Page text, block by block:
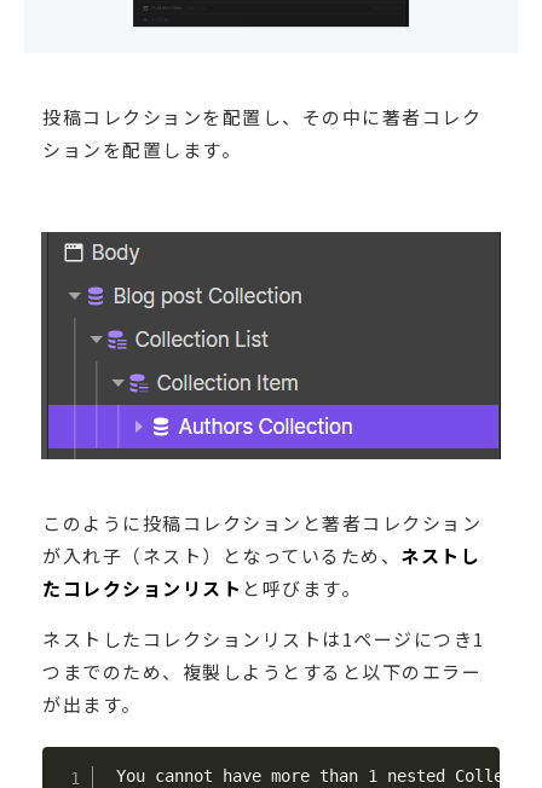
投稿コレクションを配置し、その中に著者コレク
ションを配置します。
このように投稿コレクションと著者コレクション
が入れ子（ネスト）となっているため、 ネストし
たコレクションリスト と呼びます。
ネストしたコレクションリストは1ページにつき1
つまでのため、複製しようとすると以下のエラー
が出ます。
You cannot have more than 1 nested